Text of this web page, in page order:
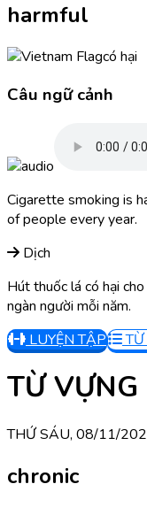
harmful
có hại
Câu ngữ cảnh
Cigarette smoking is
of people every year.
Dịch
Hút thuốc lá có hại
ngàn người mỗi năm.
LUYỆN TẬP
TỪ VỰNG
THỨ SÁU, 08/11/
chronic